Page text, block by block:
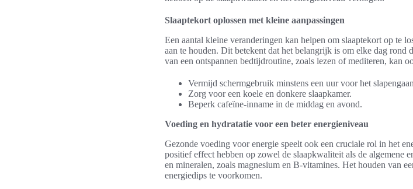
Slaaptekort oplossen met kleine aanpassingen
Een aantal kleine veranderingen kan helpen om slaaptekort op te
aan te houden. Dit betekent dat het belangrijk is om elke dag rond
van een ontspannen bedtijdroutine, zoals lezen of mediteren, kan
Vermijd schermgebruik minstens een uur voor het
Zorg voor een koele en donkere slaapkamer.
Beperk cafeïne-inname in de middag en avond.
Voeding en hydratatie voor een beter energieniveau
Gezonde voeding voor energie speelt ook een cruciale rol in het
positief effect hebben op zowel de slaapkwaliteit als de algemene
en mineralen, zoals magnesium en B-vitamines. Het houden van
energiedips te voorkomen.